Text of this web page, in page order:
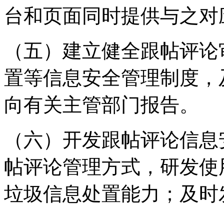
台和页面同时提供与之
（五）建立健全跟帖评
置等信息安全管理制度
向有关主管部门报告。
（六）开发跟帖评论信
帖评论管理方式，研发
垃圾信息处置能力；及